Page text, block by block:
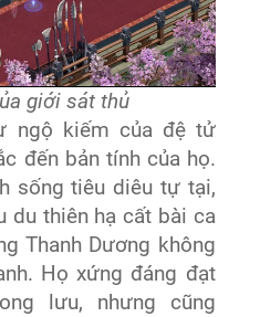
giới sát thủ
ngộ kiếm của đệ tử
đến bản tính của họ.
sống tiêu diêu tự tại,
du thiên hạ cất bài ca
Thanh Dương không
Họ xứng đáng đạt
lưu, nhưng cũng